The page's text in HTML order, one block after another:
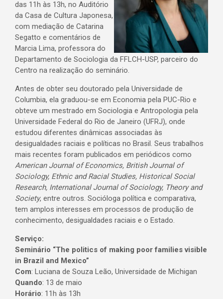
das 11h às 13h, no Auditório
da Casa de Cultura Japonesa,
com mediação de Catarina
Segatto e comentários de
Marcia Lima, professora do
Departamento de Sociologia da FFLCH-USP, parceiro do
Centro na realização do seminário.
Antes de obter seu doutorado pela Universidade de
Columbia, ela graduou-se em Economia pela PUC-Rio e
obteve um mestrado em Sociologia e Antropologia pela
Universidade Federal do Rio de Janeiro (UFRJ), onde
estudou diferentes dinâmicas associadas às
desigualdades raciais e políticas no Brasil. Seus trabalhos
mais recentes foram publicados em periódicos como
American Journal of Economics, British Journal of
Sociology, Ethnic and Racial Studies, Historical Social
Research, International Journal of Sociology, Theory and
Society, entre outros. Socióloga política e comparativa,
tem amplos interesses em processos de produção de
conhecimento, desigualdades raciais e o Estado.
Serviço:
Seminário “The politics of making poor families visible
in Brazil and Mexico”
Com: Luciana de Souza Leão, Universidade de Michigan
Quando: 13 de maio
Horário: 11h às 13h